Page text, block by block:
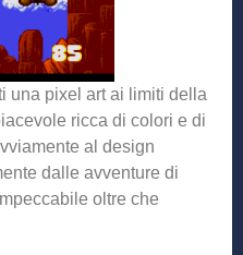
una pixel art ai limiti della
ricca di colori e di
al design
dalle avventure di
oltre che